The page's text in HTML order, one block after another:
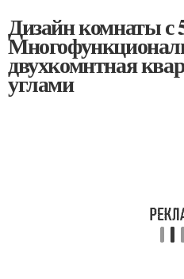
Дизайн комнаты с
двухкомнтная
углами